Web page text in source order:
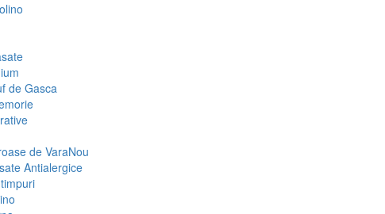
de Gasca
de VaraNou
Antialergice